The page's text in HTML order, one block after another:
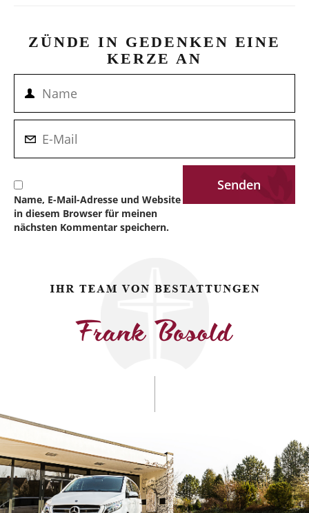
ZÜNDE IN GEDENKEN EINE
KERZE AN
Name, E-Mail-Adresse und Website
in diesem Browser für meinen
nächsten Kommentar speichern.